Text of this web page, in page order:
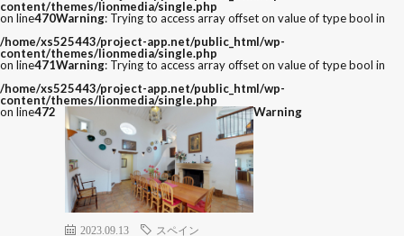
content/themes/lionmedia/single.php
on line470Warning: Trying to access array offset on value of type bool in
/home/xs525443/project-app.net/public_html/wp-
content/themes/lionmedia/single.php
on line471Warning: Trying to access array offset on value of type bool in
/home/xs525443/project-app.net/public_html/wp-
content/themes/lionmedia/single.php
on line472
2023.09.13 スペイン
Warning